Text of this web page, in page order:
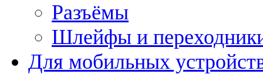
Разъёмы
Шлейфы и
Для мобильных